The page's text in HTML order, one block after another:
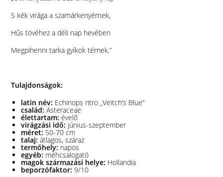
S kék virága a szamárkenyérnek,
Hűs tövéhez a déli nap hevében
Megpihenni tarka gyíkok térnek.”
Tulajdonságok:
latin név: Echinops ritro „Veitch’s Blue”
család: Asteraceae
élettartam:évelő
virágzási idő: június-szeptember
méret: 50-70 cm
talaj:átlagos, száraz
termőhely: napos
egyéb: méhcsalogató
magok származási helye: Hollandia
beporzófaktor:9/10